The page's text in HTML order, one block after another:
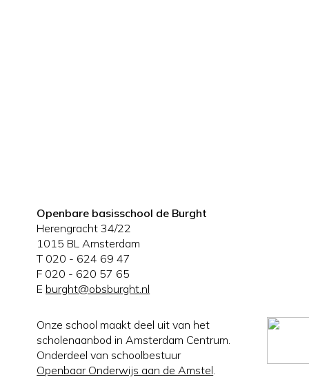
Openbare basisschool de Burght
Herengracht 34/22
1015 BL Amsterdam
T 020 - 624 69 47
F 020 - 620 57 65
E burght@obsburght.nl
Onze school maakt deel uit van het
scholenaanbod in Amsterdam Centrum.
Onderdeel van schoolbestuur
Openbaar Onderwijs aan de Amstel.